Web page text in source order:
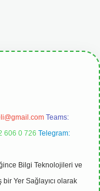
Teams:
606 0 726 Telegram:
Bilgi Teknolojileri ve
bir Yer Sağlayıcı olarak